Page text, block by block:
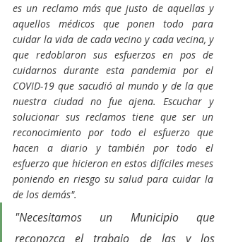
es un reclamo más que justo de aquellas y
aquellos médicos que ponen todo para
cuidar la vida de cada vecino y cada vecina, y
que redoblaron sus esfuerzos en pos de
cuidarnos durante esta pandemia por el
COVID-19 que sacudió al mundo y de la que
nuestra ciudad no fue ajena. Escuchar y
solucionar sus reclamos tiene que ser un
reconocimiento por todo el esfuerzo que
hacen a diario y también por todo el
esfuerzo que hicieron en estos difíciles meses
poniendo en riesgo su salud para cuidar la
de los demás".
"Necesitamos un Municipio que
reconozca el trabajo de las y los